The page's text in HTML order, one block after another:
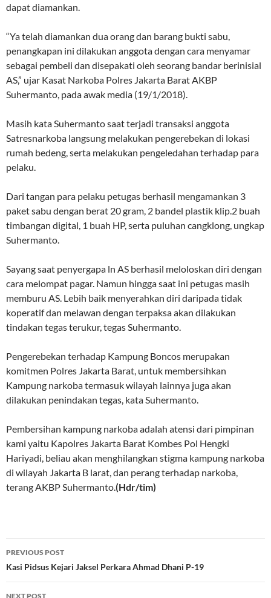
dapat diamankan.
“Ya telah diamankan dua orang dan barang bukti sabu,
penangkapan ini dilakukan anggota dengan cara menyamar
sebagai pembeli dan disepakati oleh seorang bandar berinisial
AS,” ujar Kasat Narkoba Polres Jakarta Barat AKBP
Suhermanto, pada awak media (19/1/2018).
Masih kata Suhermanto saat terjadi transaksi anggota
Satresnarkoba langsung melakukan pengerebekan di lokasi
rumah bedeng, serta melakukan pengeledahan terhadap para
pelaku.
Dari tangan para pelaku petugas berhasil mengamankan 3
paket sabu dengan berat 20 gram, 2 bandel plastik klip.2 buah
timbangan digital, 1 buah HP, serta puluhan cangklong, ungkap
Suhermanto.
Sayang saat penyergapa ln AS berhasil meloloskan diri dengan
cara melompat pagar. Namun hingga saat ini petugas masih
memburu AS. Lebih baik menyerahkan diri daripada tidak
koperatif dan melawan dengan terpaksa akan dilakukan
tindakan tegas terukur, tegas Suhermanto.
Pengerebekan terhadap Kampung Boncos merupakan
komitmen Polres Jakarta Barat, untuk membersihkan
Kampung narkoba termasuk wilayah lainnya juga akan
dilakukan penindakan tegas, kata Suhermanto.
Pembersihan kampung narkoba adalah atensi dari pimpinan
kami yaitu Kapolres Jakarta Barat Kombes Pol Hengki
Hariyadi, beliau akan menghilangkan stigma kampung narkoba
di wilayah Jakarta B larat, dan perang terhadap narkoba,
terang AKBP Suhermanto.(Hdr/tim)
Post
navigation
PREVIOUS POST
Kasi Pidsus Kejari Jaksel Perkara Ahmad Dhani P-19
NEXT POST